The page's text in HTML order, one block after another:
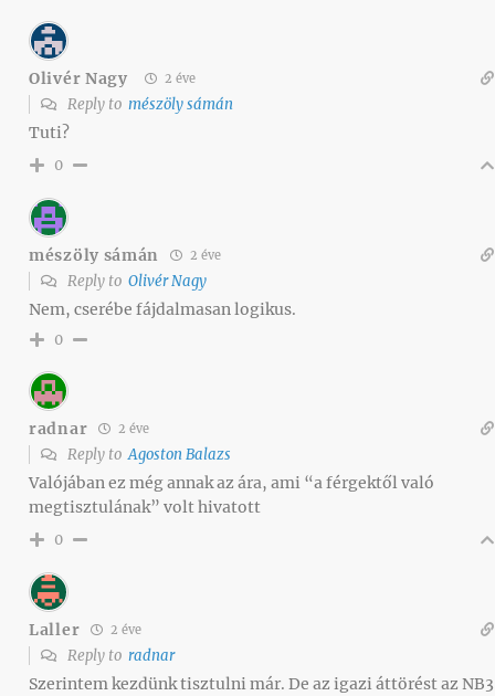
Olivér Nagy 2 éve
Reply to mészöly sámán
Tuti?
0
mészöly sámán 2 éve
Reply to Olivér Nagy
Nem, cserébe fájdalmasan logikus.
0
radnar 2 éve
Reply toAgoston Balazs
Valójában ez még annak az ára, ami “a férgektől való
megtisztulának” volt hivatott
0
Laller 2 éve
Reply to radnar
Szerintem kezdünk tisztulni már. De az igazi áttörést az NB3